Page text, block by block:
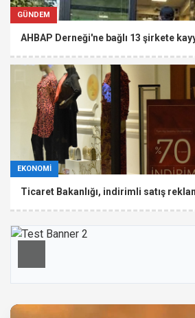
GÜNDEM
AHBAP Derneği'ne bağlı 13 şirkete
EKONOMİ
Ticaret Bakanlığı, indirimli satış